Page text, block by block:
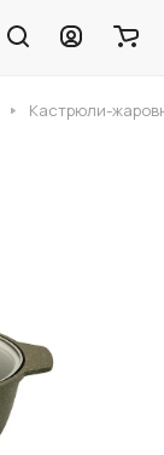
Кастрюли-